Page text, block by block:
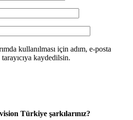
kullanılması için adım, e-posta
kaydedilsin.
Türkiye şarkılarınız?